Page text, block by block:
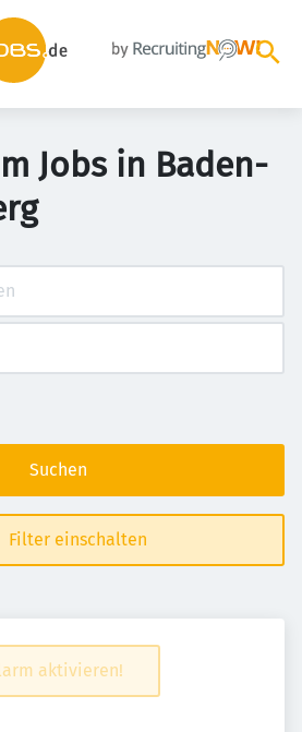
Jobs in Baden-
Suchen
Filter einschalten
aktivieren!